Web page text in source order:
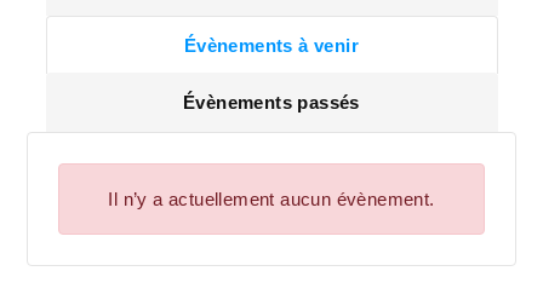
Évènements à venir
Évènements passés
Il n’y a actuellement aucun évènement.